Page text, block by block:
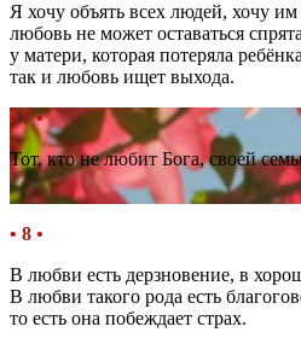
Я хочу объять всех людей, хочу
любовь не может оставаться
у матери, которая потеряла
так и любовь ищет выхода.
• 7 •
Тот, кто не любит Бога, своей
• 8 •
В любви есть дерзновение, в
В любви такого рода есть
то есть она побеждает страх.